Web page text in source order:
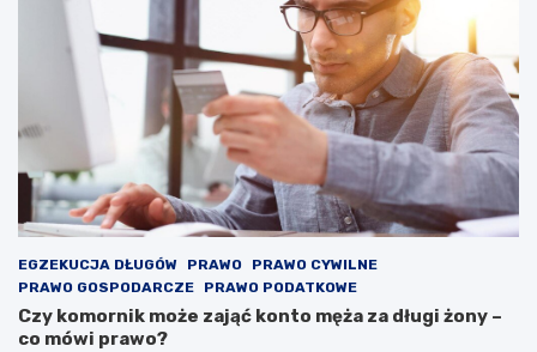
EGZEKUCJA DŁUGÓW PRAWO
PRAWO CYWILNE
PRAWO GOSPODARCZE
PRAWO PODATKOWE
Czy komornik może zająć konto męża za długi żony –
co mówi prawo?